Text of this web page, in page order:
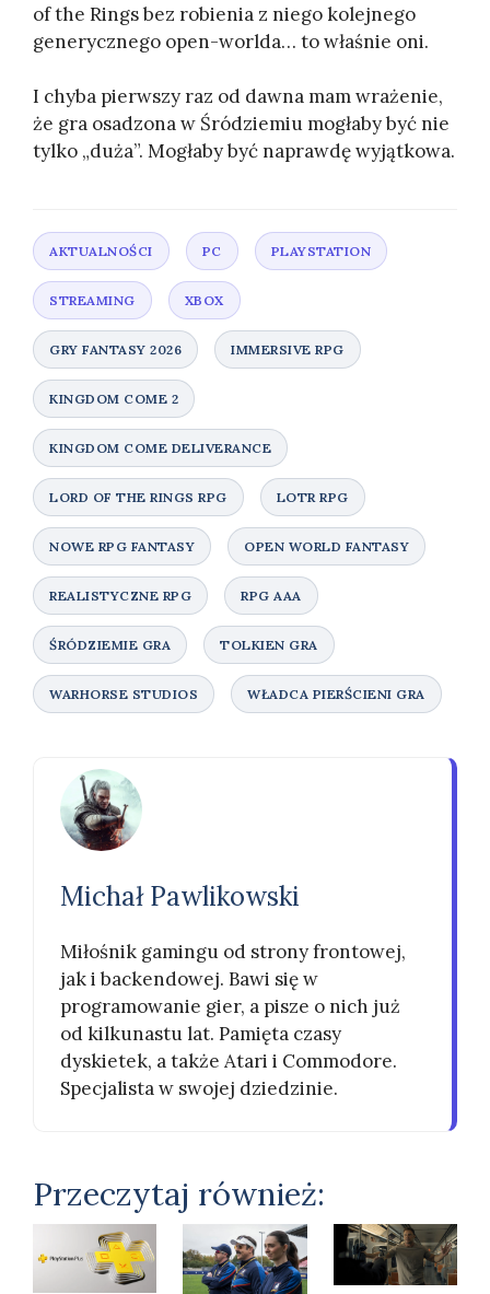
of the Rings bez robienia z niego kolejnego
generycznego open-worlda… to właśnie oni.
I chyba pierwszy raz od dawna mam wrażenie,
że gra osadzona w Śródziemiu mogłaby być nie
tylko „duża”. Mogłaby być naprawdę wyjątkowa.
Michał Pawlikowski
Miłośnik gamingu od strony frontowej,
jak i backendowej. Bawi się w
programowanie gier, a pisze o nich już
od kilkunastu lat. Pamięta czasy
dyskietek, a także Atari i Commodore.
Specjalista w swojej dziedzinie.
Przeczytaj również: